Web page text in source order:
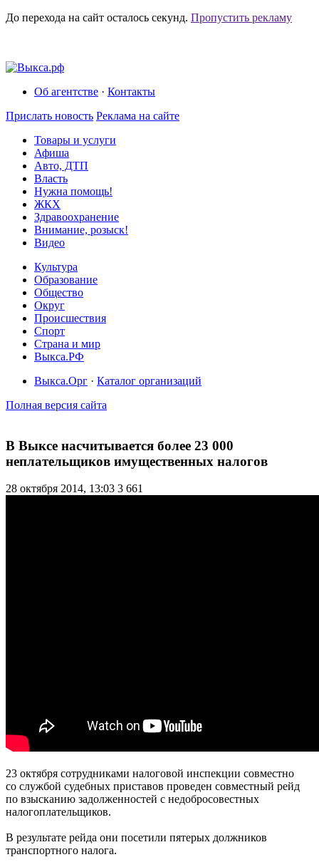
До перехода на сайт осталось секунд. Пропустить рекламу
Об агентстве · Контакты
Прислать новость Реклама на сайте
Товары и услуги
Афиша
Авто, ДТП
Власть
Нужна помощь!
ЖКХ
Здравоохранение
Внимание, розыск!
Видео
Культура
Образование
Общество
Округ
Происшествия
Спорт
Страна и мир
Выкса.РФ
Выкса.Орг · Каталог организаций
Полная версия сайта
В Выксе насчитывается более 23 000
неплательщиков имущественных налогов
28 октября 2014, 13:03 3 661
23 октября сотрудниками налоговой инспекции совместно
со службой судебных приставов проведен совместный рейд
по взысканию задолженностей с недобросовестных
налогоплательщиков.
В результате рейда они посетили пятерых должников
транспортного налога.